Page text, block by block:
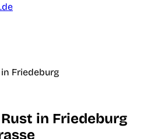
Friedeburg
in Friedeburg